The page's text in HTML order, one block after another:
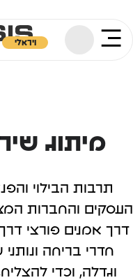
ויראלי
מיתוג
תרבות הבילוי
העסקים והחברות
דרך אמנים פורצי
חדרי בריחה
וגדלה, וכדי